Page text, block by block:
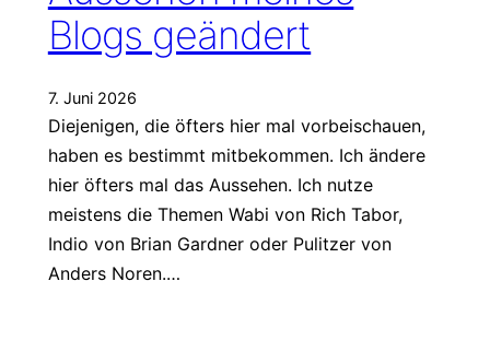
Blogs geändert
7. Juni 2026
Diejenigen, die öfters hier mal vorbeischauen,
haben es bestimmt mitbekommen. Ich ändere
hier öfters mal das Aussehen. Ich nutze
meistens die Themen Wabi von Rich Tabor,
Indio von Brian Gardner oder Pulitzer von
Anders Noren.…